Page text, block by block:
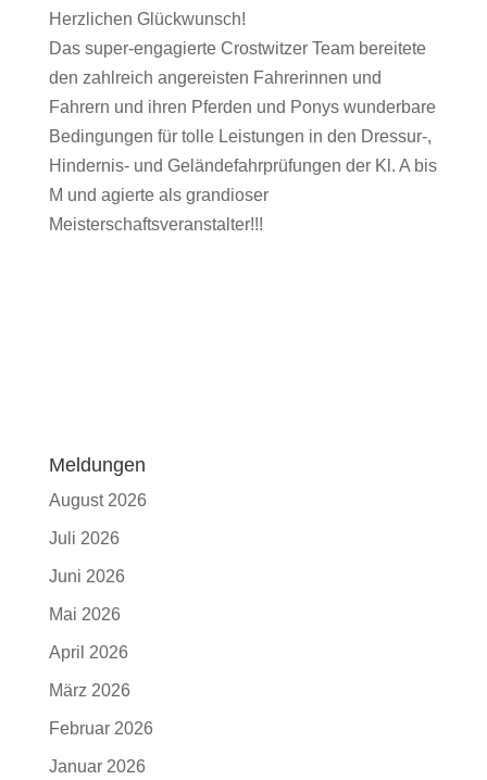
Herzlichen Glückwunsch!
Das super-engagierte Crostwitzer Team bereitete
den zahlreich angereisten Fahrerinnen und
Fahrern und ihren Pferden und Ponys wunderbare
Bedingungen für tolle Leistungen in den Dressur-,
Hindernis- und Geländefahrprüfungen der Kl. A bis
M und agierte als grandioser
Meisterschaftsveranstalter!!!
Meldungen
August 2026
Juli 2026
Juni 2026
Mai 2026
April 2026
März 2026
Februar 2026
Januar 2026